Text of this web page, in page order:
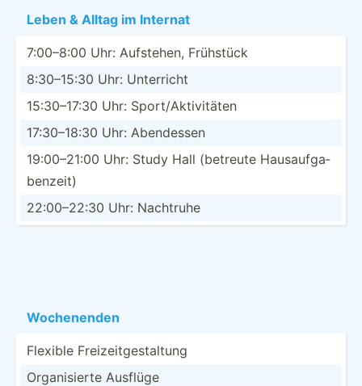
Leben & Alltag im Internat
7:00–8:00 Uhr: Aufstehen, Frühstück
8:30–15:30 Uhr: Unterricht
15:30–­17:30 Uhr: Sport/­Akt­ivi­täten
17:30–­18:30 Uhr: Abendessen
19:00–­21:00 Uhr: Study Hall (betreute Hausau­fga­
ben­zeit)
22:00–­22:30 Uhr: Nachtruhe
Wochen­enden
Flexible Freize­itg­est­altung
Organi­sierte Ausflüge